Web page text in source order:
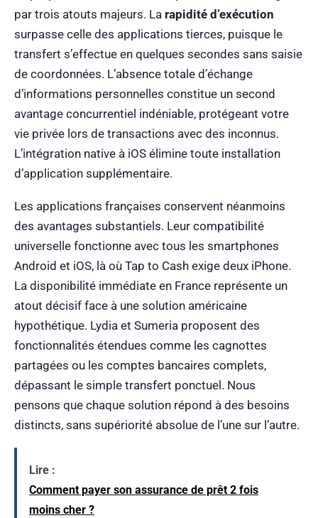
par trois atouts majeurs. La rapidité d’exécution
surpasse celle des applications tierces, puisque le
transfert s’effectue en quelques secondes sans saisie
de coordonnées. L’absence totale d’échange
d’informations personnelles constitue un second
avantage concurrentiel indéniable, protégeant votre
vie privée lors de transactions avec des inconnus.
L’intégration native à iOS élimine toute installation
d’application supplémentaire.
Les applications françaises conservent néanmoins
des avantages substantiels. Leur compatibilité
universelle fonctionne avec tous les smartphones
Android et iOS, là où Tap to Cash exige deux iPhone.
La disponibilité immédiate en France représente un
atout décisif face à une solution américaine
hypothétique. Lydia et Sumeria proposent des
fonctionnalités étendues comme les cagnottes
partagées ou les comptes bancaires complets,
dépassant le simple transfert ponctuel. Nous
pensons que chaque solution répond à des besoins
distincts, sans supériorité absolue de l’une sur l’autre.
Lire :
Comment payer son assurance de prêt 2 fois
moins cher ?